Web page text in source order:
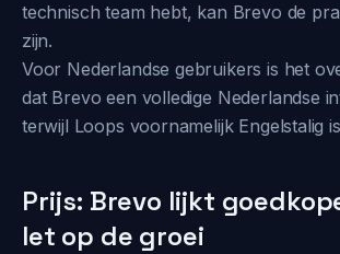
technisch team hebt, kan Brevo de
zijn.
Voor Nederlandse gebruikers is het
dat Brevo een volledige Nederlandse
terwijl Loops voornamelijk Engelstalig
Prijs: Brevo lijkt
let op de groei